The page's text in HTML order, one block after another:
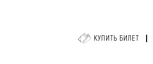
КУПИТЬ БИЛЕТ